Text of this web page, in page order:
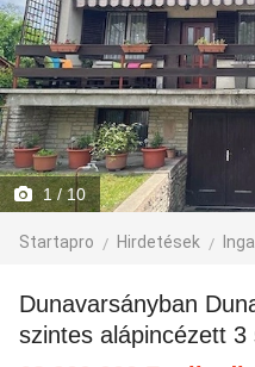
1 / 10
Startapro Hirdetések
Dunavarsányban Duna part közelében 2
szintes alápincézett 3